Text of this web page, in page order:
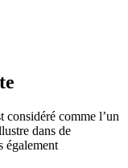
considéré comme l’un
dans de
également